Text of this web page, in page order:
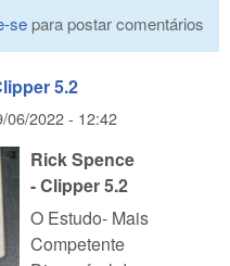
separa postar comentários
5.2
06/2022 - 12:42
Rick Spence
- Clipper 5.2
O Estudo- Mais
Competente